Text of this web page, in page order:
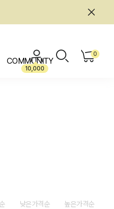
COMMUNITY
10,000
0
낮은가격순 높은가격순